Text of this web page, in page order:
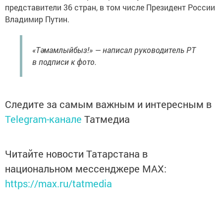
представители 36 стран, в том числе Президент России
Владимир Путин.
«Тәмамлыйбыз!» — написал руководитель РТ
в подписи к фото.
Следите за самым важным и интересным в
Telegram-канале Татмедиа
Читайте новости Татарстана в
национальном мессенджере MАХ:
https://max.ru/tatmedia